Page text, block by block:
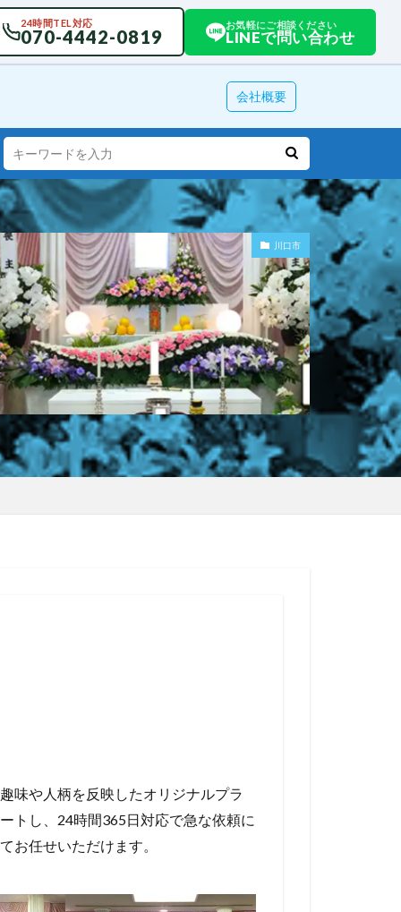
24時間TEL対応
070-4442-0819
お気軽にご相談ください
LINEで問い合わせ
会社概要
川口市
味や人柄を反映したオリジナルプラ
トし、24時間365日対応で急な依頼に
お任せいただけます。